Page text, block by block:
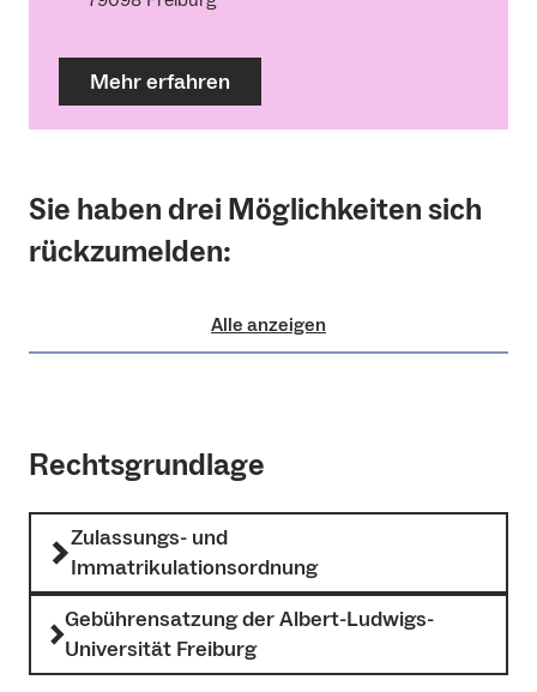
Mehr erfahren
Sie haben drei Möglichkeiten sich
rückzumelden:
Alle anzeigen
Rechtsgrundlage
Zulassungs- und
Immatrikulationsordnung
Gebührensatzung der Albert-Ludwigs-
Universität Freiburg